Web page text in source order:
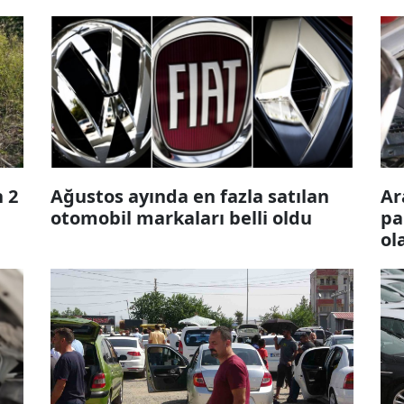
2
Ağustos ayında en fazla satılan
otomobil markaları belli oldu